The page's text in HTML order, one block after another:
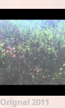
Orignal 2011